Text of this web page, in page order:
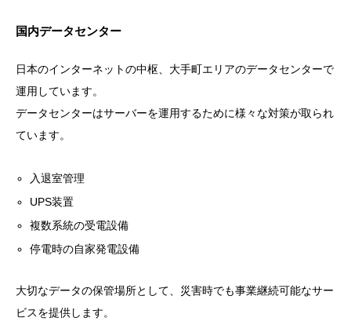
国内データセンター
日本のインターネットの中枢、大手町エリアのデータセンターで
運用しています。
データセンターはサーバーを運用するために様々な対策が取られ
ています。
入退室管理
UPS装置
複数系統の受電設備
停電時の自家発電設備
大切なデータの保管場所として、災害時でも事業継続可能なサー
ビスを提供します。